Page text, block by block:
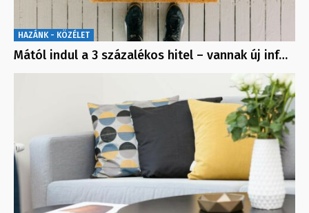
HAZÁNK - KÖZÉLET
Mától indul a 3 százalékos hitel – vannak új inf…